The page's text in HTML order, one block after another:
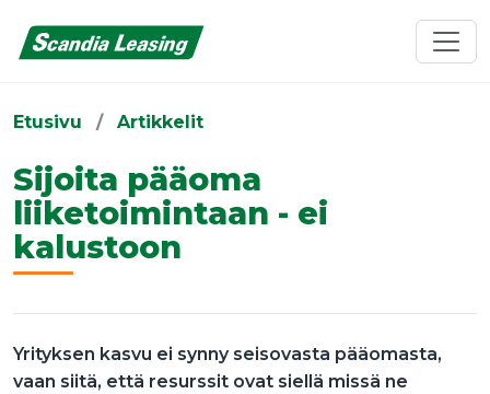
Etusivu / Artikkelit
Sijoita pääoma
liiketoimintaan - ei
kalustoon
Yrityksen kasvu ei synny seisovasta pääomasta,
vaan siitä, että resurssit ovat siellä missä ne